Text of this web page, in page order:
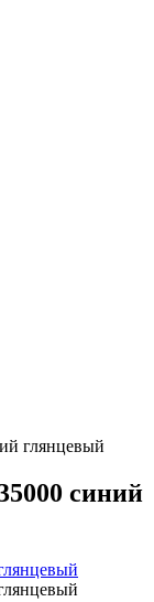
глянцевый
синий